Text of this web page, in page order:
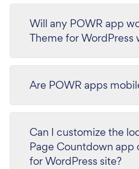
Will any POWR app
Theme for WordPress
Are POWR apps
Can I customize the
Page Countdown app
for WordPress site?